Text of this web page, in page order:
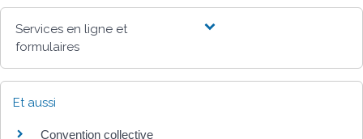
Services en ligne et
formulaires
Et aussi
Convention collective